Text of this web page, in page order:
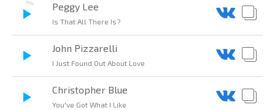
Peggy Lee
Is That All There Is?
John Pizzarelli
I Just Found Out About Love
Christopher Blue
You've Got What I Like